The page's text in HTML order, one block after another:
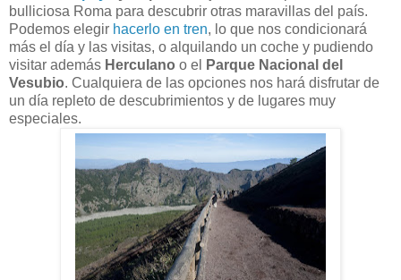
bulliciosa Roma para descubrir otras maravillas del país.
Podemos elegir hacerlo en tren, lo que nos condicionará
más el día y las visitas, o alquilando un coche y pudiendo
visitar además Herculano o el
Parque Nacional del
Vesubio. Cualquiera de las opciones nos hará disfrutar de
un día repleto de descubrimientos y de lugares muy
especiales.